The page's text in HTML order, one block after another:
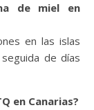
de miel en
en las islas
de días
en Canarias?